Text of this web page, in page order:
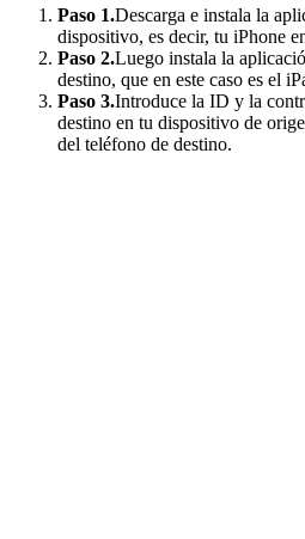
Paso 1.Descarga e instala la
dispositivo, es decir, tu iPhone
Paso 2.Luego instala la
destino, que en este caso es el
Paso 3.Introduce la ID y la
destino en tu dispositivo de
del teléfono de destino.